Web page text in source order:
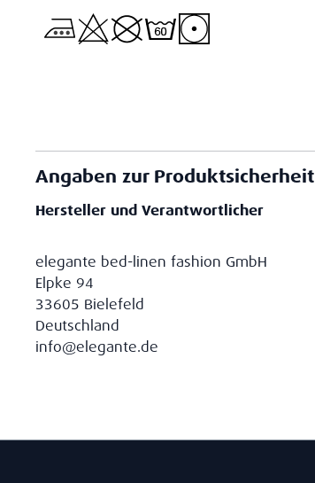
Angaben zur Produktsicherheit
Hersteller und Verantwortlicher
elegante bed-linen fashion GmbH
Elpke 94
33605 Bielefeld
Deutschland
info@elegante.de